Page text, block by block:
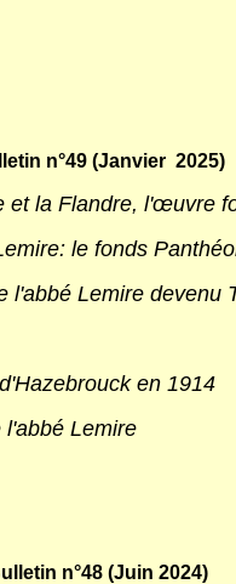
n°49 (Janvier 2025)
et la Flandre, l'œuvre
le fonds
l'abbé Lemire devenu
en 1914
l'abbé Lemire
n°48 (Juin 2024)